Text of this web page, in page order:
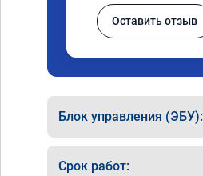
Оставить отзыв
Блок управления (ЭБУ):
Срок работ: